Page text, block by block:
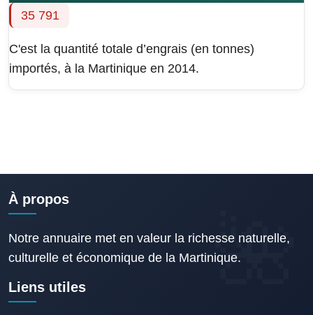
35 791
C'est la quantité totale d’engrais (en tonnes)
importés, à la Martinique en 2014.
À propos
Notre annuaire met en valeur la richesse naturelle,
culturelle et économique de la Martinique.
Liens utiles